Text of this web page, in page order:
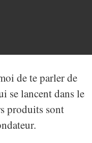
de te parler de
se lancent dans le
produits sont